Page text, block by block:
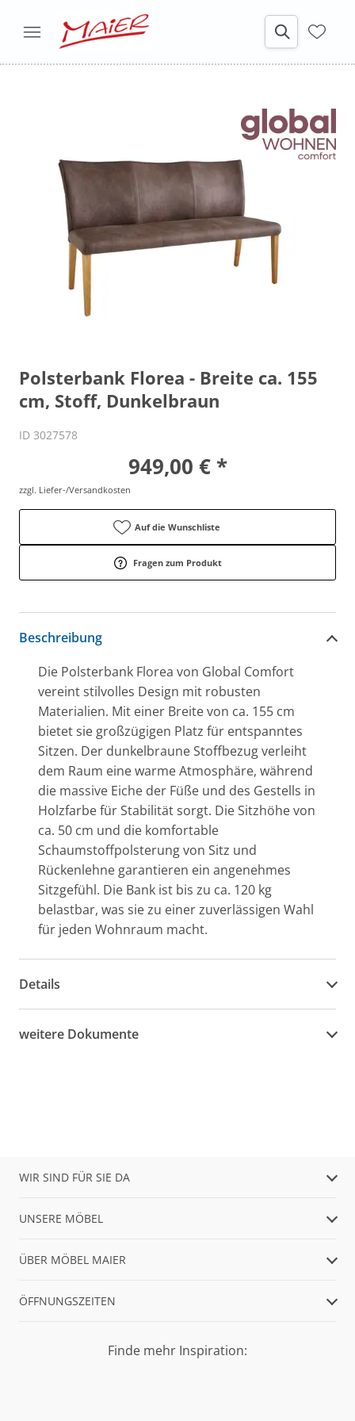
Polsterbank Florea - Breite ca. 155
cm, Stoff, Dunkelbraun
ID 3027578
949,00 € *
zzgl. Liefer-/Versandkosten
Auf die Wunschliste
Fragen zum Produkt
Beschreibung
Die Polsterbank Florea von Global Comfort
vereint stilvolles Design mit robusten
Materialien. Mit einer Breite von ca. 155 cm
bietet sie großzügigen Platz für entspanntes
Sitzen. Der dunkelbraune Stoffbezug verleiht
dem Raum eine warme Atmosphäre, während
die massive Eiche der Füße und des Gestells in
Holzfarbe für Stabilität sorgt. Die Sitzhöhe von
ca. 50 cm und die komfortable
Schaumstoffpolsterung von Sitz und
Rückenlehne garantieren ein angenehmes
Sitzgefühl. Die Bank ist bis zu ca. 120 kg
belastbar, was sie zu einer zuverlässigen Wahl
für jeden Wohnraum macht.
Details
weitere Dokumente
WIR SIND FÜR SIE DA
UNSERE MÖBEL
ÜBER MÖBEL MAIER
ÖFFNUNGSZEITEN
Finde mehr Inspiration: